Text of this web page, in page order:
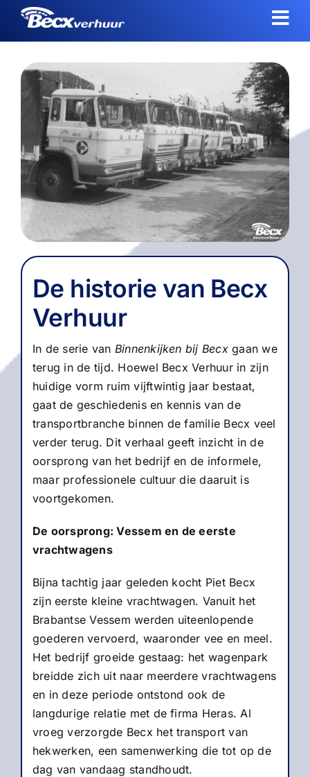
inhoud
De historie van Becx
Verhuur
In de serie van Binnenkijken bij Becxgaan we
terug in de tijd. Hoewel Becx Verhuur in zijn
huidige vorm ruim vijftwintig jaar bestaat,
gaat de geschiedenis en kennis van de
transportbranche binnen de familie Becx veel
verder terug. Dit verhaal geeft inzicht in de
oorsprong van het bedrijf en de informele,
maar professionele cultuur die daaruit is
voortgekomen.
De oorsprong: Vessem en de eerste
vrachtwagens
Bijna tachtig jaar geleden kocht Piet Becx
zijn eerste kleine vrachtwagen. Vanuit het
Brabantse Vessem werden uiteenlopende
goederen vervoerd, waaronder vee en meel.
Het bedrijf groeide gestaag: het wagenpark
breidde zich uit naar meerdere vrachtwagens
en in deze periode ontstond ook de
langdurige relatie met de firma Heras. Al
vroeg verzorgde Becx het transport van
hekwerken, een samenwerking die tot op de
dag van vandaag standhoudt.
24/7 pechhulp
Uitsluitend voor pech en storingen.
Bel bij pech +31 (0)13 516 70 58